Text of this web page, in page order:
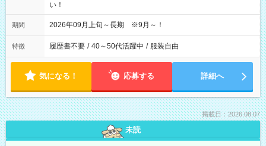
い！
期間 2026年09月上旬～長期 ※9月～！
特徴 履歴書不要 / 40～50代活躍中 / 服装自由
気になる！ 応募する 詳細へ
掲載日：2026.08.07
未読